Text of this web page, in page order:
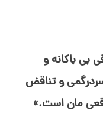
بی⁯ باکانه و
و تناقض
مان است.»